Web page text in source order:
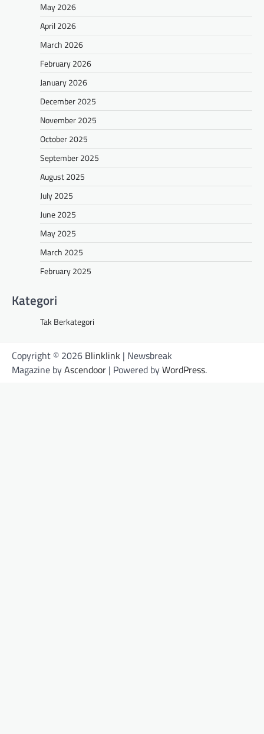
May 2026
April 2026
March 2026
February 2026
January 2026
December 2025
November 2025
October 2025
September 2025
August 2025
July 2025
June 2025
May 2025
March 2025
February 2025
Kategori
Tak Berkategori
Copyright © 2026 Blinklink | Newsbreak
Magazine byAscendoor | Powered byWordPress.